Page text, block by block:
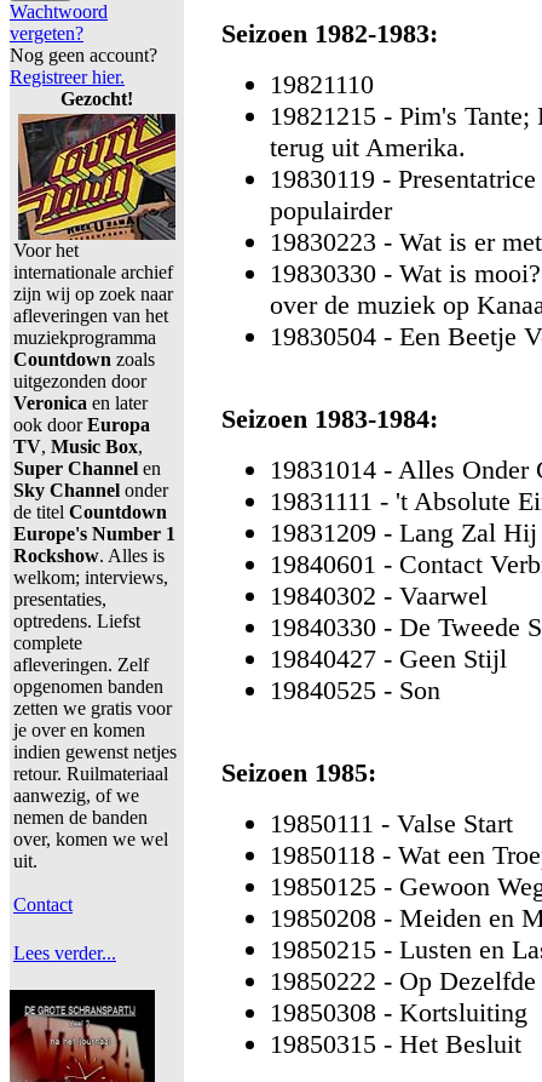
Wachtwoord
vergeten?
Nog geen account?
Registreer hier.
Gezocht!
Voor het
internationale archief
zijn wij op zoek naar
afleveringen van het
muziekprogramma
Countdown zoals
uitgezonden door
Veronica en later
ook doorEuropa
TV, Music Box,
Super Channel en
Sky Channel onder
de titel Countdown
Europe's Number 1
Rockshow. Alles is
welkom; interviews,
presentaties,
optredens. Liefst
complete
afleveringen. Zelf
opgenomen banden
zetten we gratis voor
je over en komen
indien gewenst netjes
retour. Ruilmateriaal
aanwezig, of we
nemen de banden
over, komen we wel
uit.
Contact
Lees verder...
Seizoen 1982-1983:
19821110
19821215 - Pim's
terug uit Amerika.
19830119 -
populairder
19830223 - Wat is er
19830330 - Wat is
over de muziek op
19830504 - Een Beetje
Seizoen 1983-1984:
19831014 - Alles Onder
19831111 - 't Absolute
19831209 - Lang Zal
19840601 - Contact
19840302 - Vaarwel
19840330 - De Tweede
19840427 - Geen Stijl
19840525 - Son
Seizoen 1985:
19850111 - Valse Start
19850118 - Wat een
19850125 - Gewoon
19850208 - Meiden en
19850215 - Lusten en
19850222 - Op
19850308 - Kortsluiting
19850315 - Het Besluit